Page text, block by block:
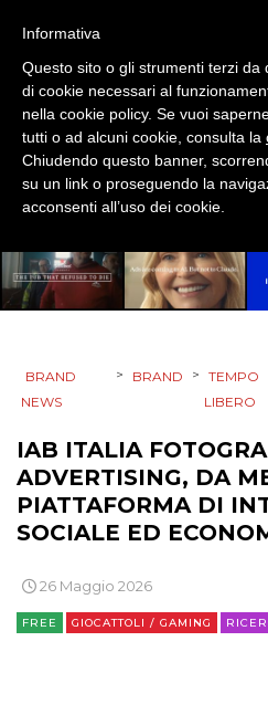
STRATEGIE
CINEMA
DIGITALE
ESTERNA
RICERCHE
BRAND
NEWS
> BRAND > TEMPO
LIBERO
IAB ITALIA
ADVERTISING, DA
PIATTAFORMA DI
SOCIALE ED
26 Maggio 2026
FREE GIOCATTOLI / GAMING
Informativa
Questo sito o gli strumenti terzi da
di cookie necessari al
nella cookie policy. Se vuoi
tutti o ad alcuni cookie, consulta la
Chiudendo questo banner,
su un link o proseguendo la
acconsenti all’uso dei cookie.